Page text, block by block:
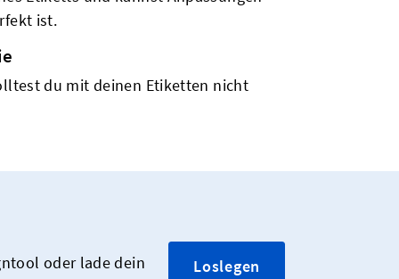
ist.
du mit deinen Etiketten nicht
oder lade dein
Loslegen